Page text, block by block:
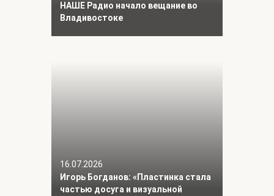
НАШЕ Радио начало вещание во
Владивостоке
16.07.2026
Игорь Богданов: «Пластинка стала
частью досуга и визуальной